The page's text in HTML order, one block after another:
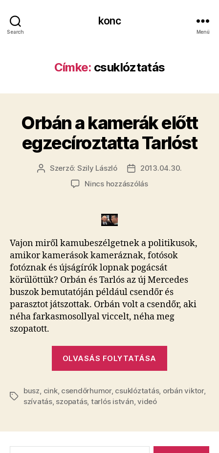
Search
konc
Menü
Címke: csuklóztatás
Orbán a kamerák előtt
egzecíroztatta Tarlóst
Bejegyzés
Szerző: Szily László
Bejegyzés
dátuma
2013.04.30.
Nincs hozzászólása(z)
egzecíroztatta
Tarlóst
bejegyzéshez
Vajon miről kamubeszélgetnek a politikusok,
amikor kamerások kameráznak, fotósok
fotóznak és újságírók lopnak pogácsát
körülöttük? Orbán és Tarlós az új Mercedes
buszok bemutatóján például csendőr és
parasztot játszottak. Orbán volt a csendőr, aki
néha farkasmosollyal viccelt, néha meg
szopatott.
OLVASÁS FOLYTATÁSA
előtt
Címkék
busz, cink, csendőrhumor, csuklóztatás, orbán viktor,
szívatás, szopatás, tarlós istván,videó